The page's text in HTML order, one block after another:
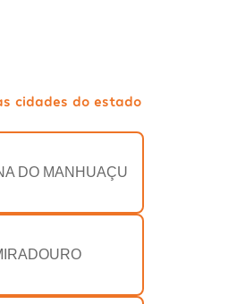
cidades do estado
DO MANHUAÇU